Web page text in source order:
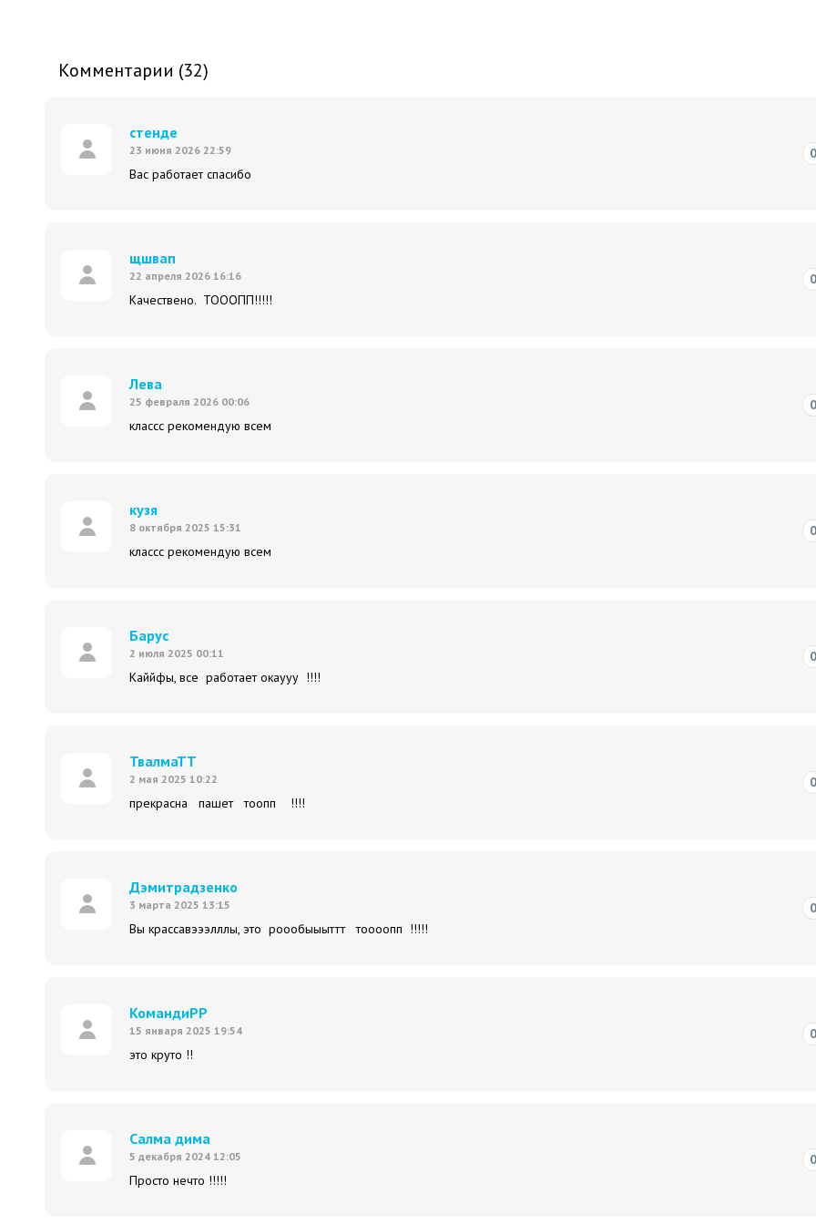
Комментарии (32)
стенде
23 июня 2026 22:59
Вас работает спасибо
щшвап
22 апреля 2026 16:16
Качествено. ТОООПП!!!!!
Лева
25 февраля 2026 00:06
классс рекомендую всем
кузя
8 октября 2025 15:31
классс рекомендую всем
Барус
2 июля 2025 00:11
Каййфы, все работает окаууу !!!!
ТвалмаТТ
2 мая 2025 10:22
прекрасна пашет тоопп !!!!
Дэмитрадзенко
3 марта 2025 13:15
Вы крассавэээлллы, это роообыыыттт тоооопп !!!!!
КомандиРР
15 января 2025 19:54
это круто !!
Салма дима
5 декабря 2024 12:05
Просто нечто !!!!!